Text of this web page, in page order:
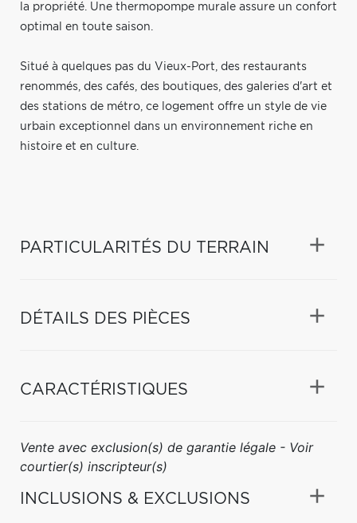
la propriété. Une thermopompe murale assure un confort
optimal en toute saison.
Situé à quelques pas du Vieux-Port, des restaurants
renommés, des cafés, des boutiques, des galeries d'art et
des stations de métro, ce logement offre un style de vie
urbain exceptionnel dans un environnement riche en
histoire et en culture.
PARTICULARITÉS DU TERRAIN
DÉTAILS DES PIÈCES
CARACTÉRISTIQUES
Vente avec exclusion(s) de garantie légale - Voir
courtier(s) inscripteur(s)
INCLUSIONS & EXCLUSIONS